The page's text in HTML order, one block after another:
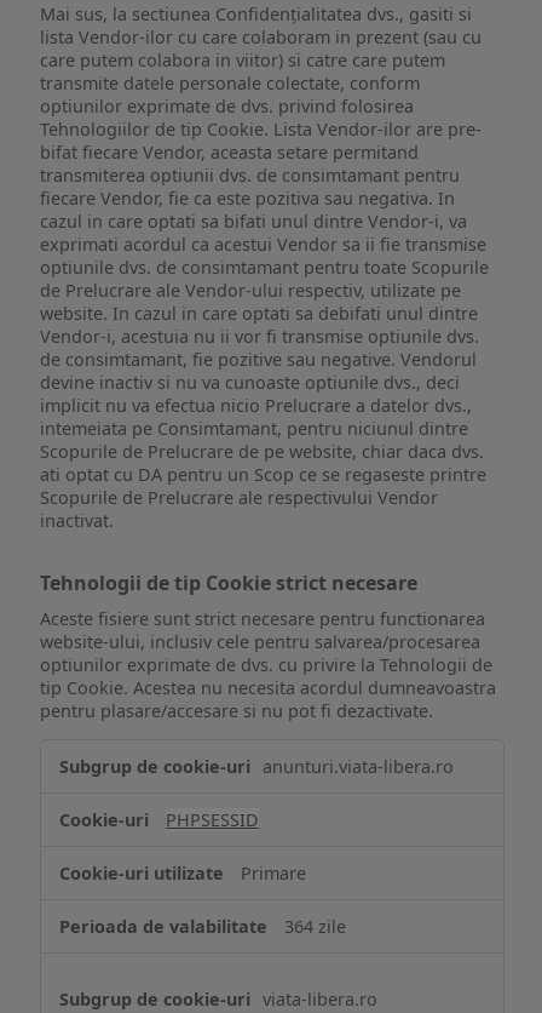
Mai sus, la sectiunea Confidențialitatea dvs., gasiti si
lista Vendor-ilor cu care colaboram in prezent (sau cu
care putem colabora in viitor) si catre care putem
transmite datele personale colectate, conform
optiunilor exprimate de dvs. privind folosirea
Tehnologiilor de tip Cookie. Lista Vendor-ilor are pre-
bifat fiecare Vendor, aceasta setare permitand
transmiterea optiunii dvs. de consimtamant pentru
fiecare Vendor, fie ca este pozitiva sau negativa. In
cazul in care optati sa bifati unul dintre Vendor-i, va
exprimati acordul ca acestui Vendor sa ii fie transmise
optiunile dvs. de consimtamant pentru toate Scopurile
de Prelucrare ale Vendor-ului respectiv, utilizate pe
website. In cazul in care optati sa debifati unul dintre
Vendor-i, acestuia nu ii vor fi transmise optiunile dvs.
de consimtamant, fie pozitive sau negative. Vendorul
devine inactiv si nu va cunoaste optiunile dvs., deci
implicit nu va efectua nicio Prelucrare a datelor dvs.,
intemeiata pe Consimtamant, pentru niciunul dintre
Scopurile de Prelucrare de pe website, chiar daca dvs.
ati optat cu DA pentru un Scop ce se regaseste printre
Scopurile de Prelucrare ale respectivului Vendor
inactivat.
Tehnologii de tip Cookie strict necesare
Aceste fisiere sunt strict necesare pentru functionarea
website-ului, inclusiv cele pentru salvarea/procesarea
optiunilor exprimate de dvs. cu privire la Tehnologii de
tip Cookie. Acestea nu necesita acordul dumneavoastra
pentru plasare/accesare si nu pot fi dezactivate.
Tehnologii
de
Cookie
necesare
anunturi.viata-libera.ro
PHPSESSID
Primare
364 zile
viata-libera.ro